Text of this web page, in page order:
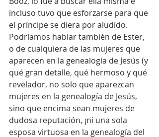
incluso tuvo que esforzarse para que
el príncipe se diera por aludido.
Podríamos hablar también de Ester,
o de cualquiera de las mujeres que
aparecen en la genealogía de Jesús (y
qué gran detalle, qué hermoso y qué
revelador, no solo que aparezcan
mujeres en la genealogía de Jesús,
sino que encima sean mujeres de
dudosa reputación, ¡ni una sola
esposa virtuosa en la genealogía del